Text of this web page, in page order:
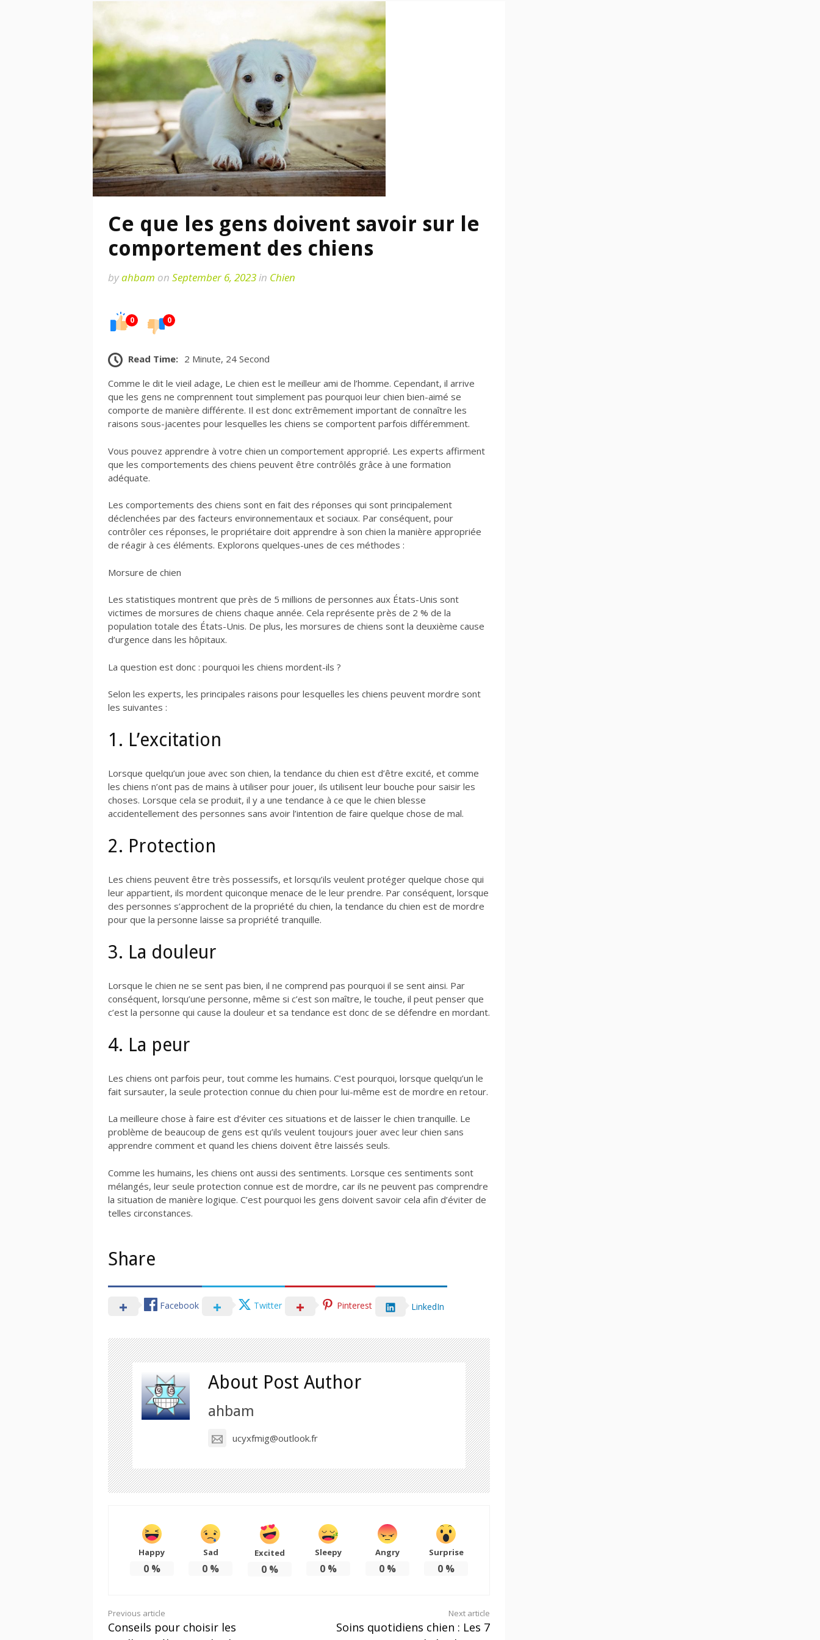
Ce que les gens doivent savoir sur le
comportement des chiens
byahbam on September 6, 2023in Chien
0 0
Read Time: 2 Minute, 24 Second
Comme le dit le vieil adage, Le chien est le meilleur ami de l’homme. Cependant, il arrive
que les gens ne comprennent tout simplement pas pourquoi leur chien bien-aimé se
comporte de manière différente. Il est donc extrêmement important de connaître les
raisons sous-jacentes pour lesquelles les chiens se comportent parfois différemment.
Vous pouvez apprendre à votre chien un comportement approprié. Les experts affirment
que les comportements des chiens peuvent être contrôlés grâce à une formation
adéquate.
Les comportements des chiens sont en fait des réponses qui sont principalement
déclenchées par des facteurs environnementaux et sociaux. Par conséquent, pour
contrôler ces réponses, le propriétaire doit apprendre à son chien la manière appropriée
de réagir à ces éléments. Explorons quelques-unes de ces méthodes :
Morsure de chien
Les statistiques montrent que près de 5 millions de personnes aux États-Unis sont
victimes de morsures de chiens chaque année. Cela représente près de 2 % de la
population totale des États-Unis. De plus, les morsures de chiens sont la deuxième cause
d’urgence dans les hôpitaux.
La question est donc : pourquoi les chiens mordent-ils ?
Selon les experts, les principales raisons pour lesquelles les chiens peuvent mordre sont
les suivantes :
1. L’excitation
Lorsque quelqu’un joue avec son chien, la tendance du chien est d’être excité, et comme
les chiens n’ont pas de mains à utiliser pour jouer, ils utilisent leur bouche pour saisir les
choses. Lorsque cela se produit, il y a une tendance à ce que le chien blesse
accidentellement des personnes sans avoir l’intention de faire quelque chose de mal.
2. Protection
Les chiens peuvent être très possessifs, et lorsqu’ils veulent protéger quelque chose qui
leur appartient, ils mordent quiconque menace de le leur prendre. Par conséquent, lorsque
des personnes s’approchent de la propriété du chien, la tendance du chien est de mordre
pour que la personne laisse sa propriété tranquille.
3. La douleur
Lorsque le chien ne se sent pas bien, il ne comprend pas pourquoi il se sent ainsi. Par
conséquent, lorsqu’une personne, même si c’est son maître, le touche, il peut penser que
c’est la personne qui cause la douleur et sa tendance est donc de se défendre en mordant.
4. La peur
Les chiens ont parfois peur, tout comme les humains. C’est pourquoi, lorsque quelqu’un le
fait sursauter, la seule protection connue du chien pour lui-même est de mordre en retour.
La meilleure chose à faire est d’éviter ces situations et de laisser le chien tranquille. Le
problème de beaucoup de gens est qu’ils veulent toujours jouer avec leur chien sans
apprendre comment et quand les chiens doivent être laissés seuls.
Comme les humains, les chiens ont aussi des sentiments. Lorsque ces sentiments sont
mélangés, leur seule protection connue est de mordre, car ils ne peuvent pas comprendre
la situation de manière logique. C’est pourquoi les gens doivent savoir cela afin d’éviter de
telles circonstances.
Share
Facebook Twitter Pinterest LinkedIn
About Post Author
ahbam
ucyxfmig@outlook.fr
Happy
0%
Sad
0 %
Excited
0%
Sleepy
0 %
Angry
0%
Surprise
0 %
Continue
Previous article
Conseils pour choisir les
Next article
Soins quotidiens chien : Les 7